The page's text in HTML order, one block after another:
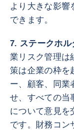
より大きな影響
できます。
7. ステークホ
業リスク管理は
策は企業の枠を
ー、顧客、同業
せ、すべての当
について意見を
です。財務コン